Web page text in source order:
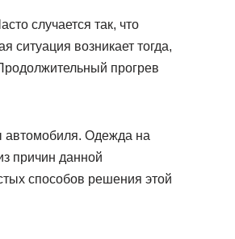
случается так, что
ситуация возникает тогда,
прогрев
автомобиля. Одежда на
причин данной
способов решения этой